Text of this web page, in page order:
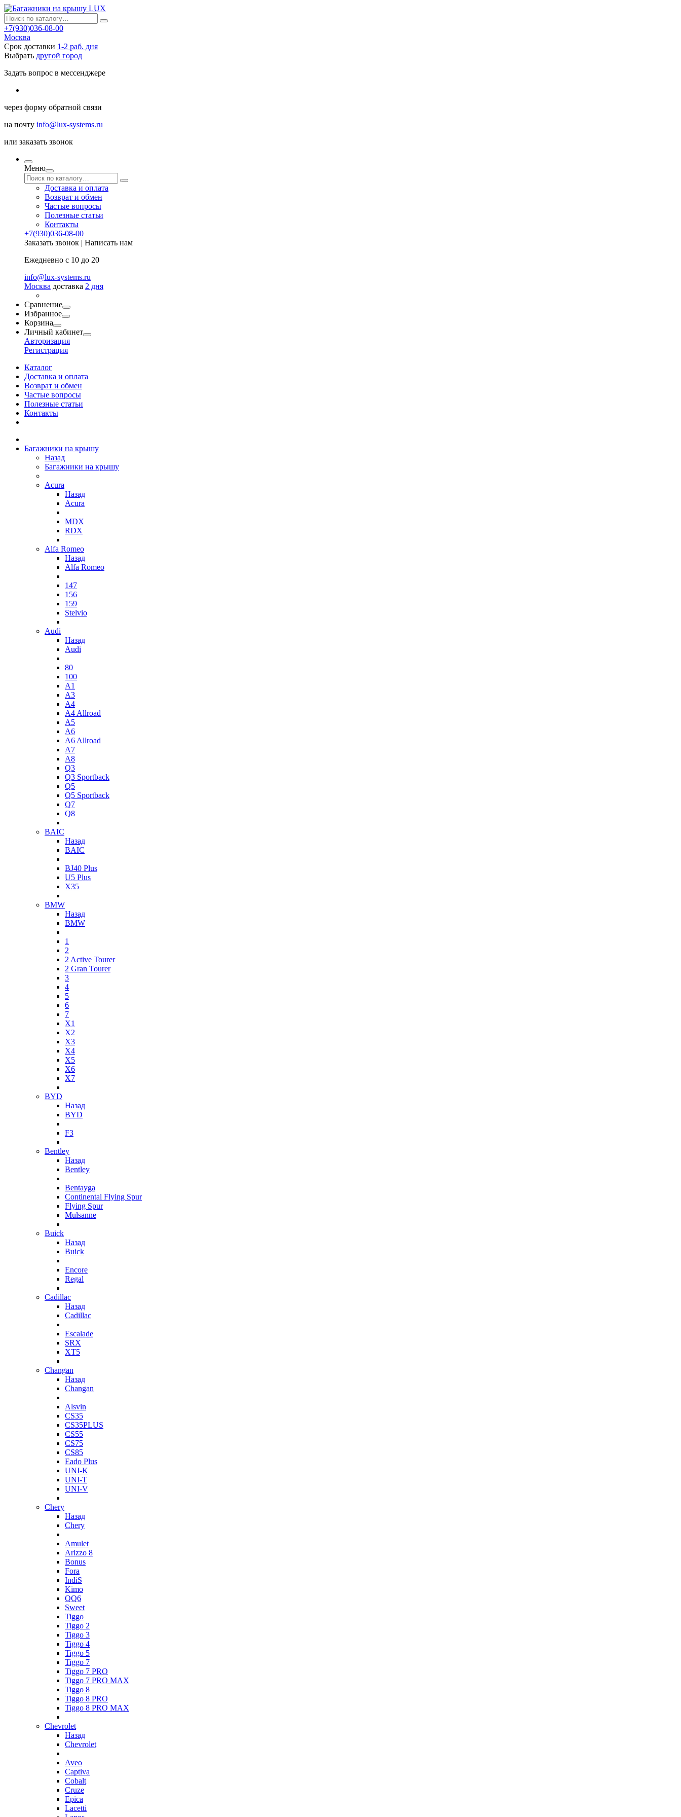
+7(930)036-08-00
Москва
Срок доставки 1-2 раб. дня
Выбрать другой город
Задать вопрос в мессенджере
через форму обратной связи
на почту info@lux-systems.ru
или заказать звонок
Меню
Доставка и оплата
Возврат и обмен
Частые вопросы
Полезные статьи
Контакты
+7(930)036-08-00
Заказать звонок | Написать нам
Ежедневно с 10 до 20
info@lux-systems.ru
Москва доставка 2 дня
Сравнение
Избранное
Корзина
Личный кабинет
Авторизация
Регистрация
Каталог
Доставка и оплата
Возврат и обмен
Частые вопросы
Полезные статьи
Контакты
Багажники на крышу
Назад
Багажники на крышу
Acura
Назад
Acura
MDX
RDX
Alfa Romeo
Назад
Alfa Romeo
147
156
159
Stelvio
Audi
Назад
Audi
80
100
A1
A3
A4
A4 Allroad
A5
A6
A6 Allroad
A7
A8
Q3
Q3 Sportback
Q5
Q5 Sportback
Q7
Q8
BAIC
Назад
BAIC
BJ40 Plus
U5 Plus
X35
BMW
Назад
BMW
1
2
2 Active Tourer
2 Gran Tourer
3
4
5
6
7
X1
X2
X3
X4
X5
X6
X7
BYD
Назад
BYD
F3
Bentley
Назад
Bentley
Bentayga
Continental Flying Spur
Flying Spur
Mulsanne
Buick
Назад
Buick
Encore
Regal
Cadillac
Назад
Cadillac
Escalade
SRX
XT5
Changan
Назад
Changan
Alsvin
CS35
CS35PLUS
CS55
CS75
CS85
Eado Plus
UNI-K
UNI-T
UNI-V
Chery
Назад
Chery
Amulet
Arizzo 8
Bonus
Fora
IndiS
Kimo
QQ6
Sweet
Tiggo
Tiggo 2
Tiggo 3
Tiggo 4
Tiggo 5
Tiggo 7
Tiggo 7 PRO
Tiggo 7 PRO MAX
Tiggo 8
Tiggo 8 PRO
Tiggo 8 PRO MAX
Chevrolet
Назад
Chevrolet
Aveo
Captiva
Cobalt
Cruze
Epica
Lacetti